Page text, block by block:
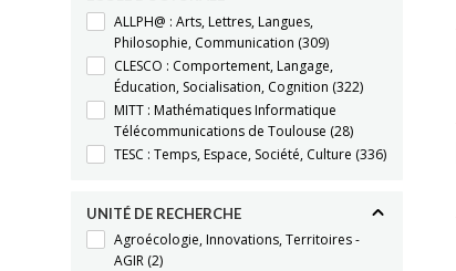
ALLPH@ : Arts, Lettres, Langues,
Philosophie, Communication (309)
CLESCO : Comportement, Langage,
Éducation, Socialisation, Cognition (322)
MITT : Mathématiques Informatique
Télécommunications de Toulouse (28)
TESC : Temps, Espace, Société, Culture (336)
UNITÉ DE RECHERCHE
Agroécologie, Innovations, Territoires -
AGIR (2)